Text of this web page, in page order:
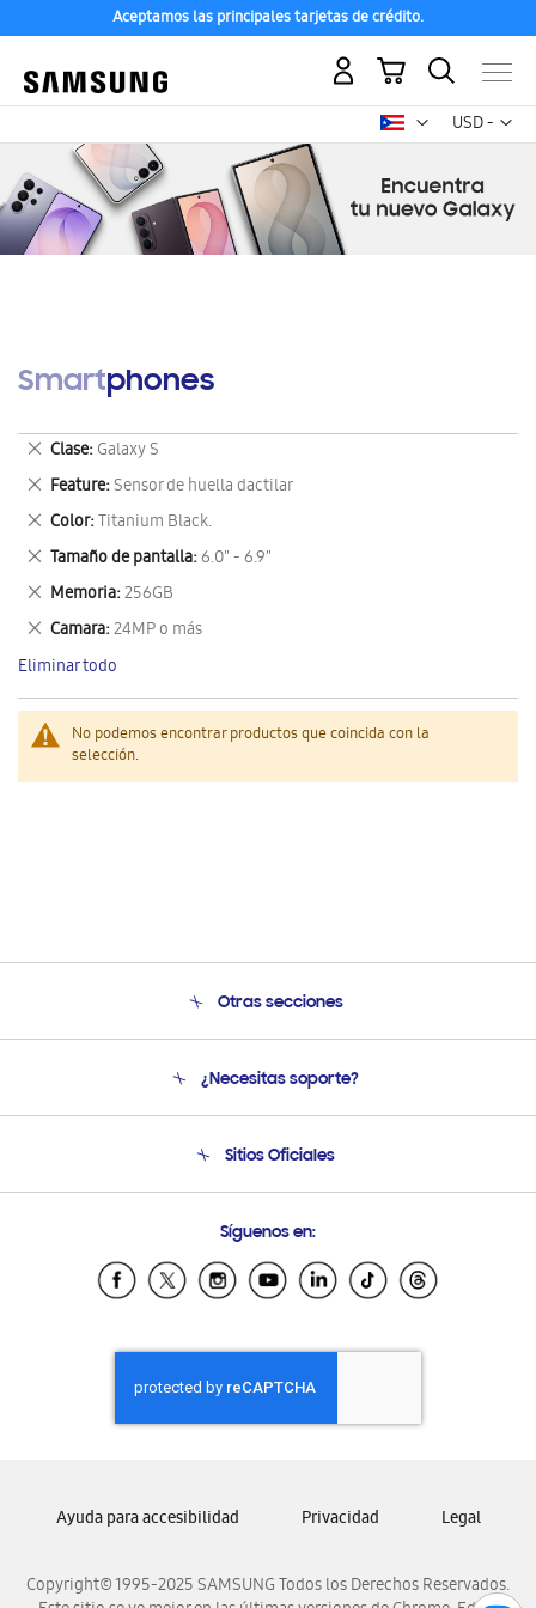
Aceptamos las principales tarjetas de crédito.
USD -
dólar
Mi carrito
Smartphones
No podemos encontrar productos que coincida con la
selección.
Clase Galaxy S
Eliminar
este
artículo
Feature Sensor de huella dactilar
Eliminar
este
artículo
Color Titanium Black.
Eliminar
este
artículo
Tamaño de pantalla 6.0" - 6.9"
Eliminar
este
artículo
Memoria 256GB
Eliminar
este
artículo
Camara 24MP o más
Eliminar
este
artículo
Eliminar todo
Otras secciones
Soporte
Condiciones de Compra
¿Necesitas soporte?
Soporte vía eMail
Sitios Oficiales
Samsung Ecuador
Samsung El Salvador
Samsung Honduras
Samsung Nicaragua
Samsung Panamá
Samsung Venezuela
Síguenos en:
Copyright© 1995-2025 SAMSUNG Todos los Derechos Reservados.
Ayuda para accesibilidad Privacidad Legal